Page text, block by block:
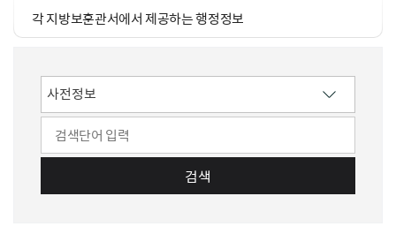
각 지방보훈관서에서 제공하는행정정보
검색